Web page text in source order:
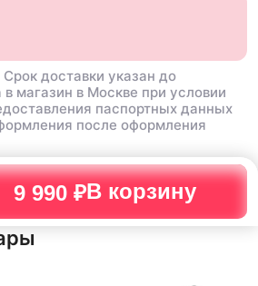
9 990 ₽В корзину
доставки указан до
в магазин в Москве при условии
паспортных данных
после оформления